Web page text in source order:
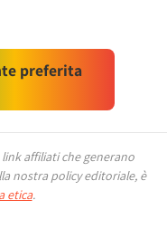
preferita
affiliati che generano
nostra policy editoriale, è
etica.